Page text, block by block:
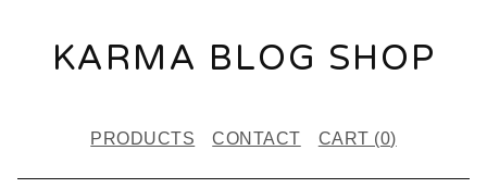
KARMA BLOG SHOP
PRODUCTS CONTACT CART (0)